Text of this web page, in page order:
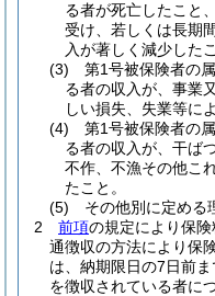
る者が死亡したこと
受け、若しくは長期
入が著しく減少したこ
(3)
第1号被保険者の
る者の収入が、事業
しい損失、失業等に
(4)
第1号被保険者の
る者の収入が、干ば
不作、不漁その他こ
たこと。
(5)
その他別に定める
2
前項の規定により保
通徴収の方法により保
は、納期限日の7日前
を徴収されている者に